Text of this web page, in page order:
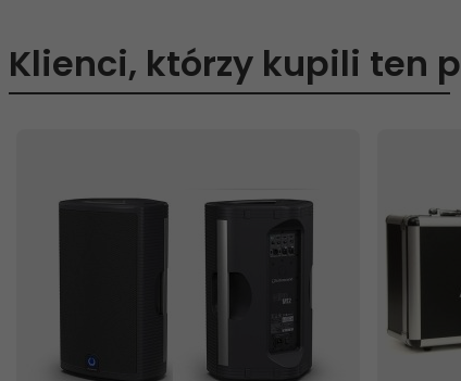
Klienci, którzy kupili ten